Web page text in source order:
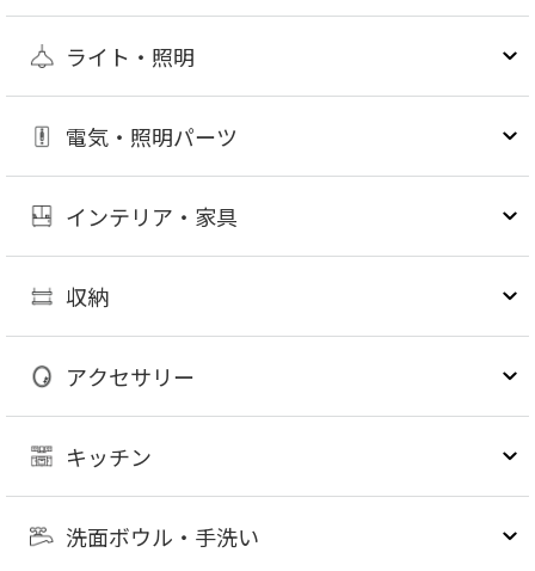
ライト・照明
電気・照明パーツ
インテリア・家具
収納
アクセサリー
キッチン
洗面ボウル・手洗い